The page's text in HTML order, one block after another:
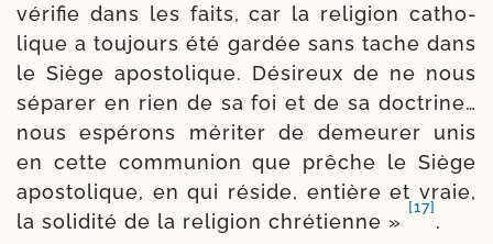
véri­fie dans les faits, car la reli­gion catho­
lique a tou­jours été gar­dée sans tache dans
le Siège apos­to­lique. Désireux de ne nous
sépa­rer en rien de sa foi et de sa doc­trine…
nous espé­rons méri­ter de demeu­rer unis
en cette com­mu­nion que prêche le Siège
apos­to­lique, en qui réside, entière et vraie,
la soli­di­té de la reli­gion chré­tienne »
[17]
.